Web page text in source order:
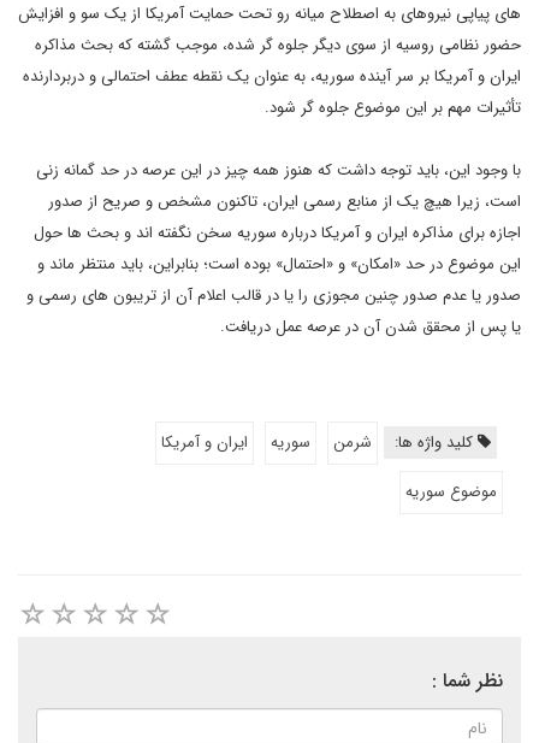
های پیاپی نیروهای به اصطلاح میانه رو تحت حمایت آمریکا از یک سو و افزایش
حضور نظامی روسیه از سوی دیگر جلوه گر شده، موجب گشته که بحث مذاکره
ایران و آمریکا بر سر آینده سوریه، به عنوان یک نقطه عطف احتمالی و دربردارنده
تأثیرات مهم بر این موضوع جلوه گر شود.
با وجود این، باید توجه داشت که هنوز همه چیز در این عرصه در حد گمانه زنی
است، زیرا هیچ یک از منابع رسمی ایران، تاکنون مشخص و صریح از صدور
اجازه برای مذاکره ایران و آمریکا درباره سوریه سخن نگفته اند و بحث ها حول
این موضوع در حد «امکان» و «احتمال» بوده است؛ بنابراین، باید منتظر ماند و
صدور یا عدم صدور چنین مجوزی را یا در قالب اعلام آن از تریبون های رسمی و
یا پس از محقق شدن آن در عرصه عمل دریافت.
کلید واژه ها: شرمن سوریه
ایران و آمریکا
موضوع سوریه
نظر شما :